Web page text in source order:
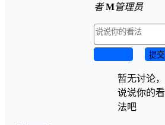
者 M管理员
提交
暂无讨论，
说说你的看
法吧